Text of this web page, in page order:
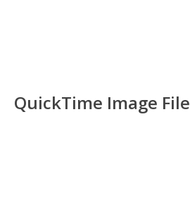
QuickTime Image File